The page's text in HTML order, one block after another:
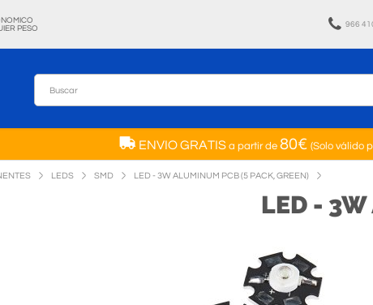
PESO
966
ENVIO GRATISa partir de 80€ (Solo válido
LEDS SMD LED - 3W ALUMINUM PCB (5 PACK, GREEN)
LED - 3W